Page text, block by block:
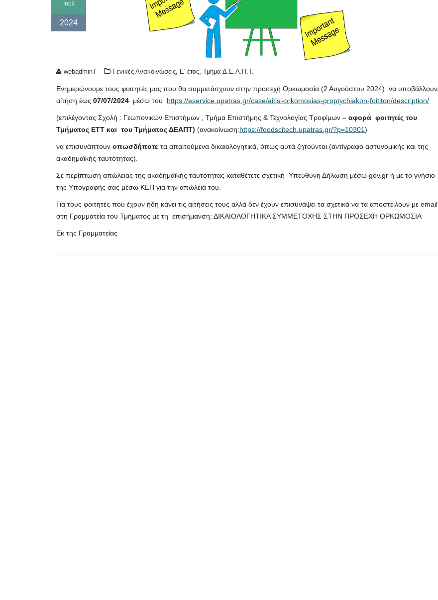
Ιούλ
2024
webadminT Γενικές Ανακοινώσεις Ε' έτος Τμήμα Δ.Ε.Α.Π.Τ.
Ενημερώνουμε τους φοιτητές μας που θα συμμετάσχουν στην προσεχή Ορκωμοσία (2 Αυγούστου 2024) να υποβάλλουν
αίτηση έως 07/07/2024 μέσω του https://eservice.upatras.gr/case/aitisi-orkomosias-proptychiakon-foititon/description/
(επιλέγοντας Σχολή : Γεωπονικών Επιστήμων , Τμήμα Επιστήμης & Τεχνολογίας Τροφίμων – αφορά φοιτητές του
Τμήματος ΕΤΤ και του Τμήματος ΔΕΑΠΤ) (ανακοίνωση:https://foodscitech.upatras.gr/?p=10301)
να επισυνάπτουν οπωσδήποτε τα απαιτούμενα δικαιολογητικά, όπως αυτά ζητούνται (αντίγραφο αστυνομικής και της
ακαδημαϊκής ταυτότητας).
Σε περίπτωση απώλειας της ακαδημαϊκής ταυτότητας καταθέτετε σχετική Υπεύθυνη Δήλωση μέσω gov.gr ή με το γνήσιο
της Υπογραφής σας μέσω ΚΕΠ για την απώλειά του.
Για τους φοιτητές που έχουν ήδη κάνει τις αιτήσεις τους αλλά δεν έχουν επισυνάψει τα σχετικά να τα αποστείλουν με email
στη Γραμματεία του Τμήματος με τη επισήμανση: ΔΙΚΑΙΟΛΟΓΗΤΙΚΑ ΣΥΜΜΕΤΟΧΗΣ ΣΤΗΝ ΠΡΟΣΕΧΗ ΟΡΚΩΜΟΣΙΑ
Εκ της Γραμματείας